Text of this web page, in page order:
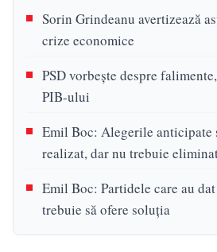
Sorin Grindeanu avertizează
crize economice
PSD vorbește despre
PIB-ului
Emil Boc: Alegerile anticipate
realizat, dar nu trebuie
Emil Boc: Partidele care au
trebuie să ofere soluția